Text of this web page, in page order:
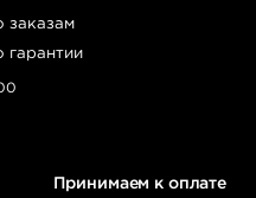
заказам
гарантии
Принимаем к оплате